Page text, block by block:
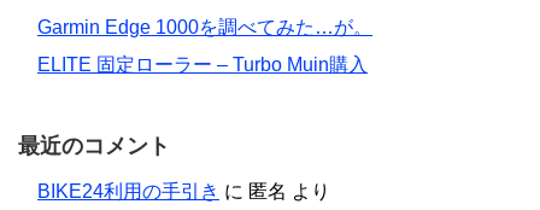
Garmin Edge 1000を調べてみた…が。
ELITE 固定ローラー – Turbo Muin購入
最近のコメント
BIKE24利用の手引き に 匿名 より